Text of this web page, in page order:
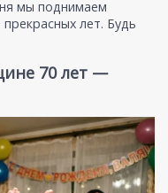
мы поднимаем
лет. Будь
70 лет —